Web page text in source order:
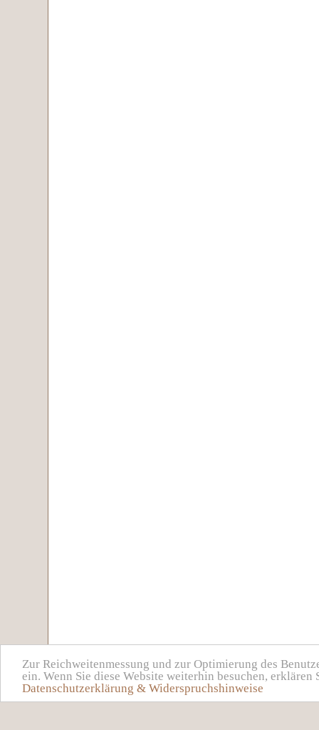
Zur Reichweitenmessung und zur Optimierung des
ein. Wenn Sie diese Website weiterhin besuchen, erklären
Datenschutzerklärung & Widerspruchshinweise